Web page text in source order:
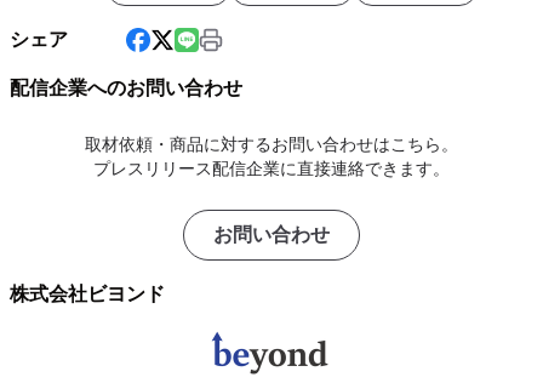
シェア
配信企業へのお問い合わせ
取材依頼・商品に対するお問い合わせはこちら。
プレスリリース配信企業に直接連絡できます。
お問い合わせ
株式会社ビヨンド